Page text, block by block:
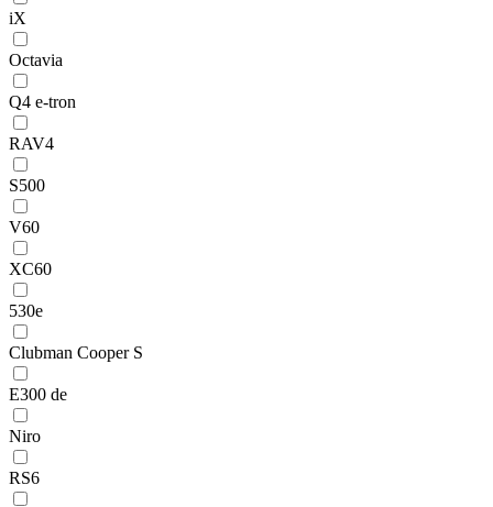
iX
Octavia
Q4 e-tron
RAV4
S500
V60
XC60
530e
Clubman Cooper S
E300 de
Niro
RS6